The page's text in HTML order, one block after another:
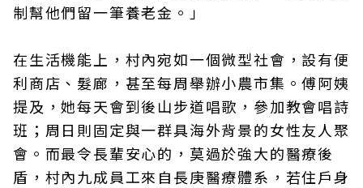
制幫他們留一筆養老金。」
在生活機能上，村內宛如一個微型社會，設有便
利商店、髮廊，甚至每周舉辦小農市集。傅阿姨
提及，她每天會到後山步道唱歌，參加教會唱詩
班；周日則固定與一群具海外背景的女性友人聚
會。而最令長輩安心的，莫過於強大的醫療後
盾，村內九成員工來自長庚醫療體系，若住戶身